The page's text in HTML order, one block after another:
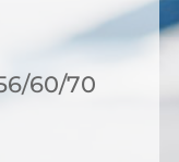
60/70